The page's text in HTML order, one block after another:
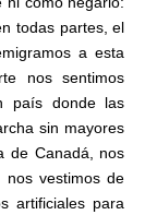
todas partes, el
a esta
nos sentimos
país donde las
sin mayores
de Canadá, nos
vestimos de
artificiales para